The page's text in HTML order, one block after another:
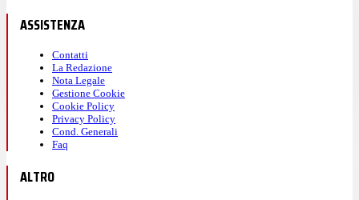
ASSISTENZA
Contatti
La Redazione
Nota Legale
Gestione Cookie
Cookie Policy
Privacy Policy
Cond. Generali
Faq
ALTRO